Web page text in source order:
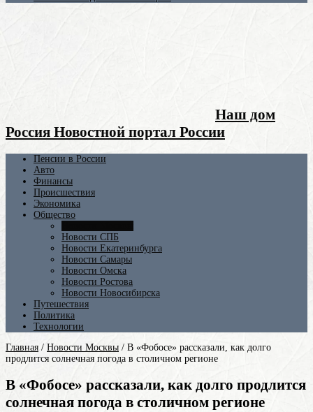
Наш дом
Россия Новостной портал России
Пенсии в России
Авто
Финансы
Происшествия
Экономика
Общество
Новости СПБ
Новости Екатеринбурга
Новости Самары
Новости Омска
Новости Ростова
Новости Новосибирска
Путешествия
Политика
Технологии
Главная / Новости Москвы / В «Фобосе» рассказали, как долго
продлится солнечная погода в столичном регионе
В «Фобосе» рассказали, как долго продлится
солнечная погода в столичном регионе